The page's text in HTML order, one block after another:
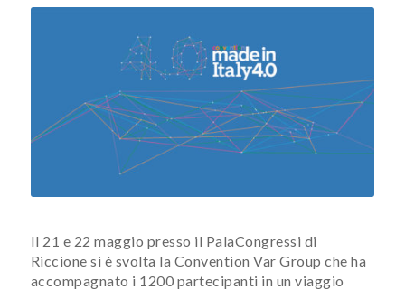
Il 21 e 22 maggio presso il PalaCongressi di
Riccione si è svolta la Convention Var Group che ha
accompagnato i 1200 partecipanti in un viaggio